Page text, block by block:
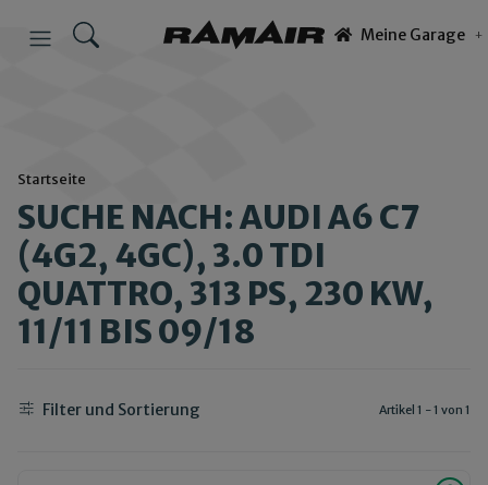
Meine Garage
Startseite
SUCHE NACH: AUDI A6 C7
(4G2, 4GC), 3.0 TDI
QUATTRO, 313 PS, 230 KW,
11/11 BIS 09/18
Filter und Sortierung Artikel 1 - 1 von 1